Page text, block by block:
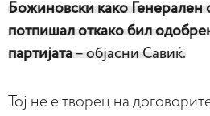
Божиновски како Генерален
потпишал откако бил
партијата– објасни Савиќ.
Тој не е творец на